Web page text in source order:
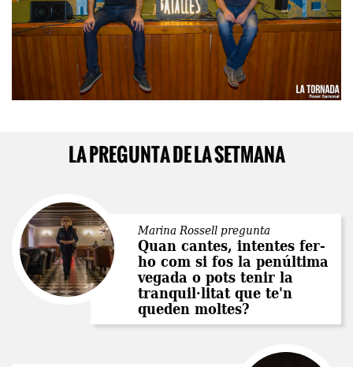
LA PREGUNTA DE LA SETMANA
Marina Rossell pregunta
Quan cantes, intentes fer-
ho com si fos la penúltima
vegada o pots tenir la
tranquil·litat que te'n
queden moltes?